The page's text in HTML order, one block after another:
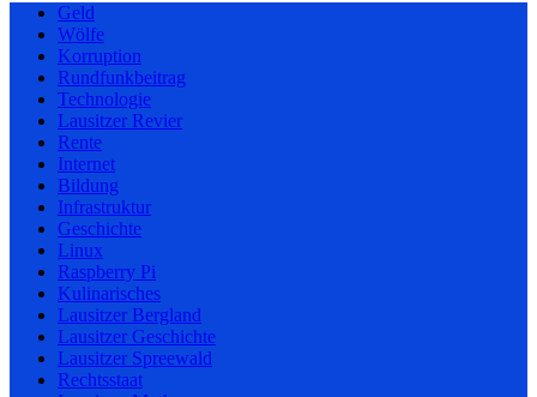
Geld
Wölfe
Korruption
Rundfunkbeitrag
Technologie
Lausitzer Revier
Rente
Internet
Bildung
Infrastruktur
Geschichte
Linux
Raspberry Pi
Kulinarisches
Lausitzer Bergland
Lausitzer Geschichte
Lausitzer Spreewald
Rechtsstaat